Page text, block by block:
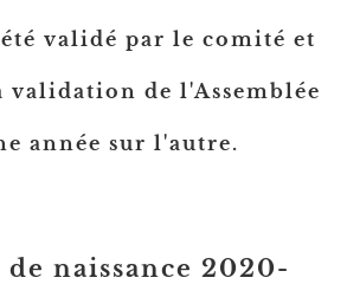
validé par le comité et
validation de l'Assemblée
année sur l'autre.
de naissance 2020-